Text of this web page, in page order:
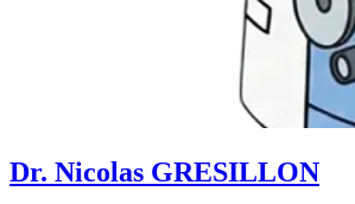
Dr. Nicolas GRESILLON